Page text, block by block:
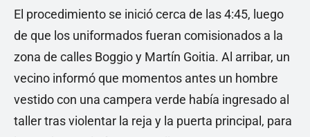
El procedimiento se inició cerca de las 4:45, luego
de que los uniformados fueran comisionados a la
zona de calles Boggio y Martín Goitia. Al arribar, un
vecino informó que momentos antes un hombre
vestido con una campera verde había ingresado al
taller tras violentar la reja y la puerta principal, para